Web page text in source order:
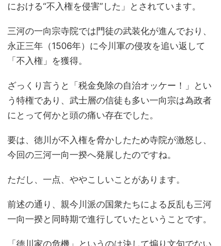
における“不入権を侵害”した」とされています。
三河の一向宗寺院では門徒の武装化が進んでおり、
永正三年（1506年）に今川軍の侵攻を追い返して
「不入権」を獲得。
ざっくり言うと「税金免除の自治オッケー！」とい
う特権であり、武士層の信徒も多い一向宗は為政者
にとって何かと頭の痛い存在でした。
要は、徳川が不入権を脅かしたため寺院が激怒し、
今回の三河一向一揆へ発展したのですね。
ただし、一点、ややこしいことがあります。
前述の通り、親今川派の国衆たちによる反乱も三河
一向一揆と同時期で進行していたということです。
「徳川家の危機」というのは決して煽り文句でない